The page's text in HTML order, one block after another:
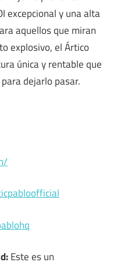
excepcional y una alta
aquellos que miran
explosivo, el Ártico
única y rentable que
dejarlo pasar.
Este es un